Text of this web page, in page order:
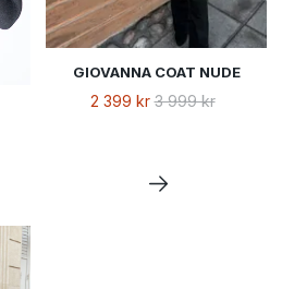
GIOVANNA COAT NUDE
2 399 kr 3 999 kr